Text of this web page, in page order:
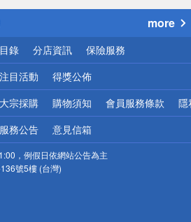
送
請小心！
more
錄 分店資訊 保險服務
注目活動 得獎公佈
大宗採購 購物須知 會員服務條款 隱
服務公告 意見信箱
，例假日依網站公告為主
號5樓 (台灣)